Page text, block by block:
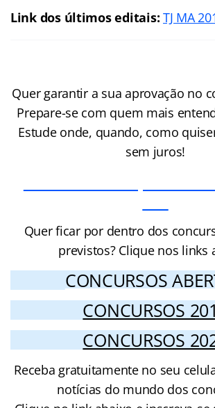
Link dos últimos editais: TJ MA
Quer garantir a sua aprovação no
Prepare-se com quem mais
Estude onde, quando, como
sem juros!
Quer ficar por dentro dos
previstos? Clique nos links
CONCURSOS
CONCURSOS
CONCURSOS
Receba gratuitamente no seu
notícias do mundo dos